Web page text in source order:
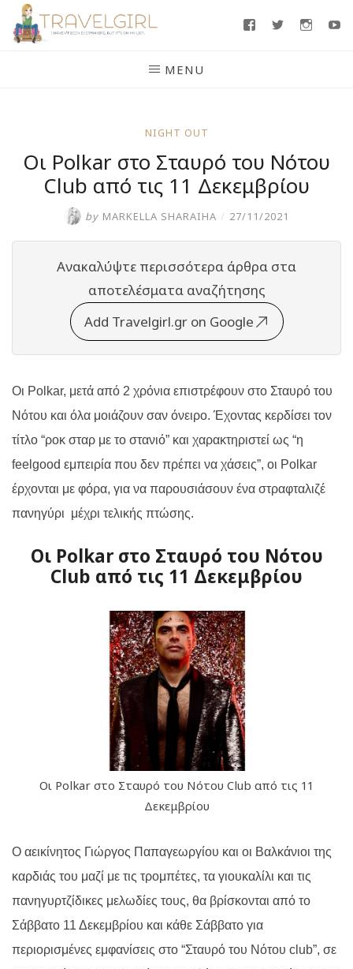
Skip
FacebookTwitter
MENU
NIGHT OUT
Οι Polkar στο Σταυρό του Νότου
Club από τις 11 Δεκεμβρίου
by MARKELLA SHARAIHA / 27/11/2021
Ανακαλύψτε περισσότερα άρθρα στα
αποτελέσματα αναζήτησης
Add Travelgirl.gr on Google
Οι Polkar, μετά από 2 χρόνια επιστρέφουν στο Σταυρό του
Νότου και όλα μοιάζουν σαν όνειρο. Έχοντας κερδίσει τον
τίτλο “ροκ σταρ με το στανιό” και χαρακτηριστεί ως “η
feelgood εμπειρία που δεν πρέπει να χάσεις”, οι Polkar
έρχονται με φόρα, για να παρουσιάσουν ένα στραφταλιζέ
πανηγύρι μέχρι τελικής πτώσης.
Οι Polkar στο Σταυρό του Νότου
Club από τις 11 Δεκεμβρίου
Οι Polkar στο Σταυρό του Νότου Club από τις 11
Δεκεμβρίου
Ο αεικίνητος Γιώργος Παπαγεωργίου και οι Βαλκάνιοι της
καρδιάς του μαζί με τις τρομπέτες, τα γιουκαλίλι και τις
πανηγυρτζίδικες μελωδίες τους, θα βρίσκονται από το
Σάββατο 11 Δεκεμβρίου και κάθε Σάββατο για
περιορισμένες εμφανίσεις στο “Σταυρό του Νότου club”, σε